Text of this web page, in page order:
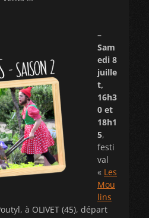
–
Sam
edi 8
juille
t,
16h3
0 et
18h1
5,
festi
val
« Les
Mou
lins
à OLIVET (45), départ